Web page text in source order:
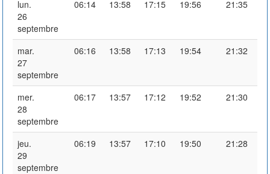
lun.
26
septembre
06:14 13:58 17:15 19:56 21:35
mar.
27
septembre
06:16 13:58 17:13 19:54 21:32
mer.
28
septembre
06:17 13:57 17:12 19:52 21:30
jeu.
29
septembre
06:19 13:57 17:10 19:50 21:28